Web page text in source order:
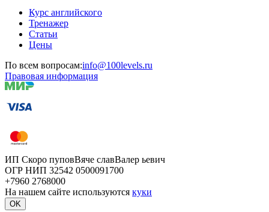
Курс английского
Тренажер
Статьи
Цены
По всем вопросам:info@100levels.ru
Правовая информация
ИП Скоро пуповВяче славВалер ьевич
ОГР НИП 32542 0500091700
+7960 2768000
На нашем сайте используются куки
OK